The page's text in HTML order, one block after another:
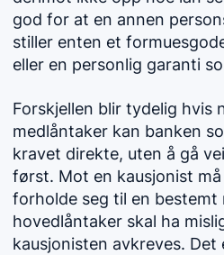
god for at en annen
stiller enten et
eller en personlig garanti
Forskjellen blir tydelig hvis
medlåntaker kan banken
kravet direkte, uten å gå
først. Mot en kausjonist
forholde seg til en bestemt
hovedlåntaker skal ha
kausjonisten avkreves.